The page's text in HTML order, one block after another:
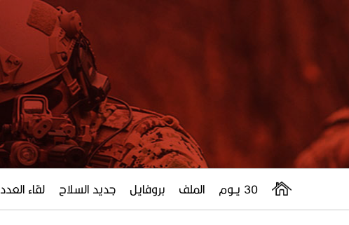
30 يــوم الملف بروفايل جديد السلاح لقاء العدد